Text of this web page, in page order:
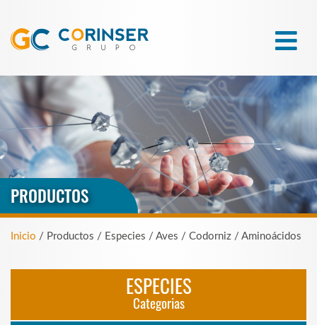
PRODUCTOS
Inicio / Productos / Especies / Aves / Codorniz / Aminoácidos
ESPECIES
Categorias